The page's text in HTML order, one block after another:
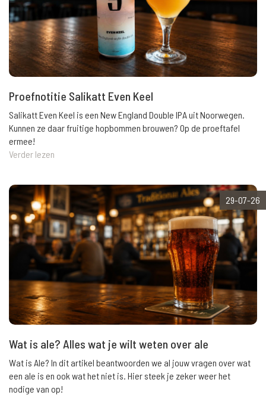
Proefnotitie Salikatt Even Keel
Salikatt Even Keel is een New England Double IPA uit Noorwegen.
Kunnen ze daar fruitige hopbommen brouwen? Op de proeftafel
ermee!
Verder lezen
29-07-26
Wat is ale? Alles wat je wilt weten over ale
Wat is Ale? In dit artikel beantwoorden we al jouw vragen over wat
een ale is en ook wat het niet is. Hier steek je zeker weer het
nodige van op!